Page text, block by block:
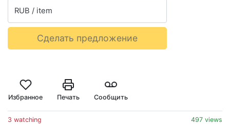
RUB / item
Сделать предложение
Избранное Печать Сообщить
3 watching 497 views